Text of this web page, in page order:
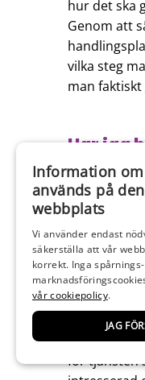
hur det ska
Genom att
vilka steg
man
Har jag
När
har fått
ledig tjänst
mejl samt
tjänst att
timmar på
konto, läsa
framgår att
för tjänsten
Information
används på
webbplats
Vi använder endast
säkerställa att vår
korrekt. Inga
vår cookiepolicy.
JAG